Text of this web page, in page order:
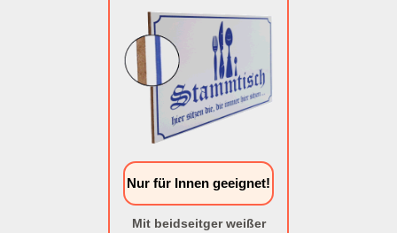
Nur für Innen geeignet!
Mit beidseitger weißer